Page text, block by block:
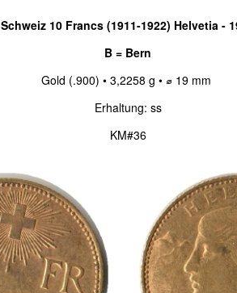
Schweiz 10 Francs (1911-1922) Helvetia -
B = Bern
Gold (.900) • 3,2258 g • ⌀ 19 mm
Erhaltung: ss
KM#36